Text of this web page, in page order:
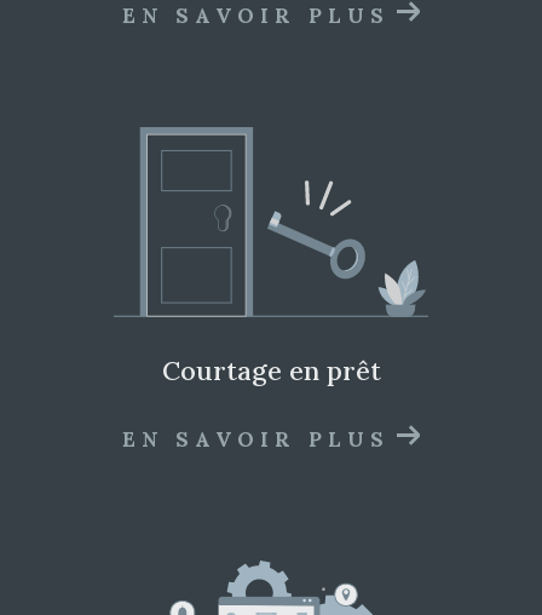
EN SAVOIR PLUS
courtage en prêt
EN SAVOIR PLUS